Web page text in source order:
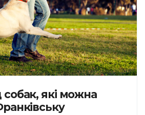
які можна